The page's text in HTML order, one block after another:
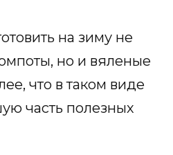
на зиму не
но и вяленые
что в таком виде
часть полезных